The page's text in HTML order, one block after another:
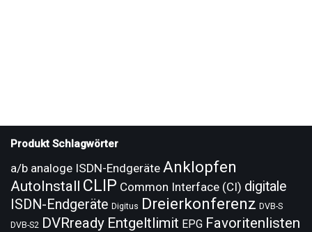
Produkt Schlagwörter
a/b analoge ISDN-Endgeräte Anklopfen
AutoInstall CLIP Common Interface (CI) digitale
ISDN-Endgeräte Digitus Dreierkonferenz DVB-S
DVB-S2 DVRready Entgeltlimit EPG Favoritenlisten